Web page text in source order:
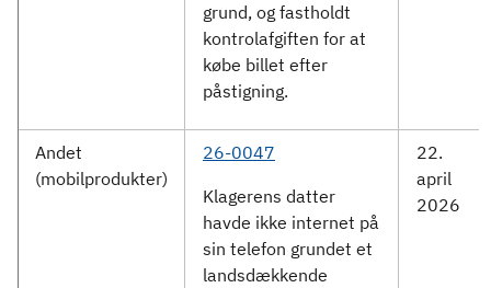
grund, og fastholdt
kontrolafgiften for at
købe billet efter
påstigning.
Andet
(mobilprodukter)
26-0047
Klagerens datter
havde ikke internet på
sin telefon grundet et
landsdækkende
22.
april
2026